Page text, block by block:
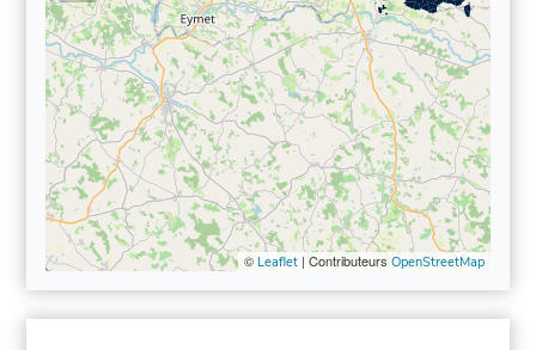
© Leaflet| Contributeurs OpenStreetMap